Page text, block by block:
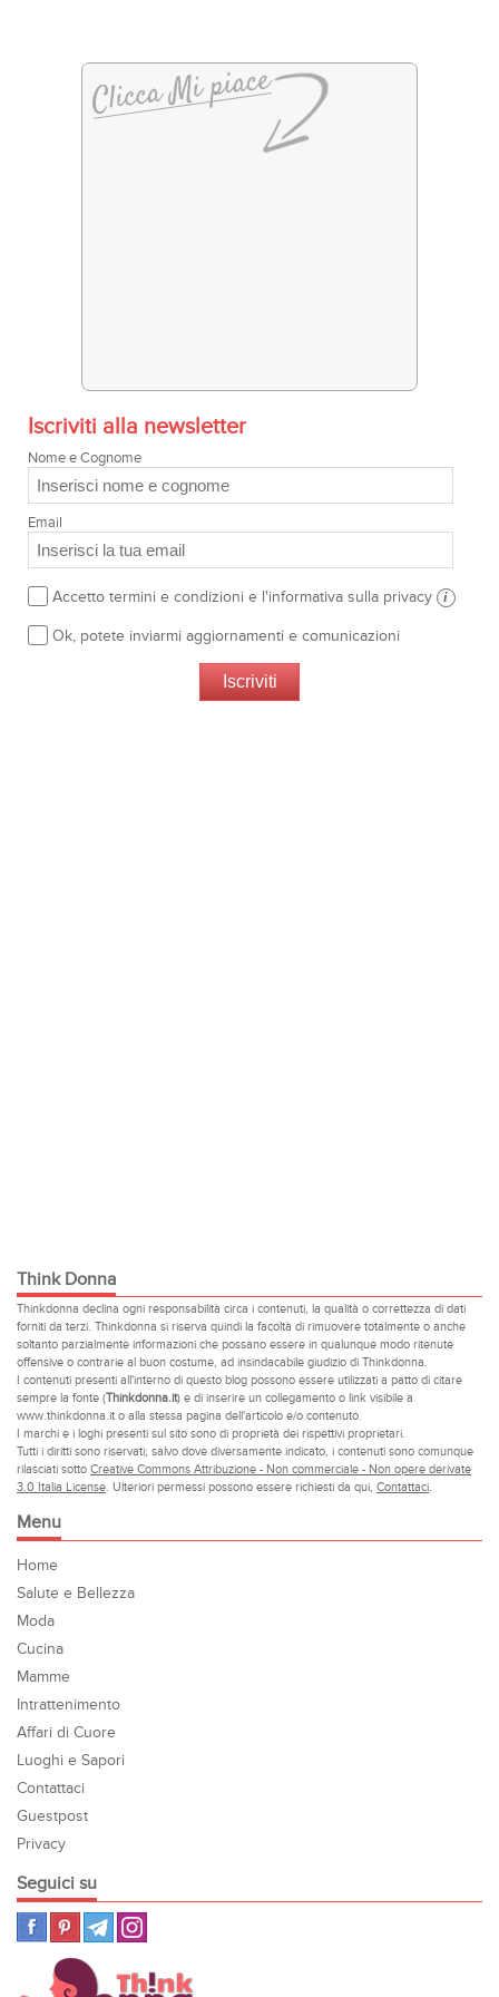
Iscriviti alla newsletter
Nome e Cognome
Email
Accetto termini e condizioni e l'informativa sulla privacy i
Ok, potete inviarmi aggiornamenti e comunicazioni
Think Donna
Thinkdonna declina ogni responsabilità circa i contenuti, la qualità o correttezza di dati
forniti da terzi. Thinkdonna si riserva quindi la facoltà di rimuovere totalmente o anche
soltanto parzialmente informazioni che possano essere in qualunque modo ritenute
offensive o contrarie al buon costume, ad insindacabile giudizio di Thinkdonna.
I contenuti presenti all'interno di questo blog possono essere utilizzati a patto di citare
sempre la fonte (Thinkdonna.it) e di inserire un collegamento o link visibile a
www.thinkdonna.it o alla stessa pagina dell'articolo e/o contenuto.
I marchi e i loghi presenti sul sito sono di proprietà dei rispettivi proprietari.
Tutti i diritti sono riservati; salvo dove diversamente indicato, i contenuti sono comunque
rilasciati sotto Creative Commons Attribuzione - Non commerciale - Non opere derivate
3.0 Italia License. Ulteriori permessi possono essere richiesti da qui, Contattaci.
Menu
Home
Salute e Bellezza
Moda
Cucina
Mamme
Intrattenimento
Affari di Cuore
Luoghi e Sapori
Contattaci
Guestpost
Privacy
Seguici su